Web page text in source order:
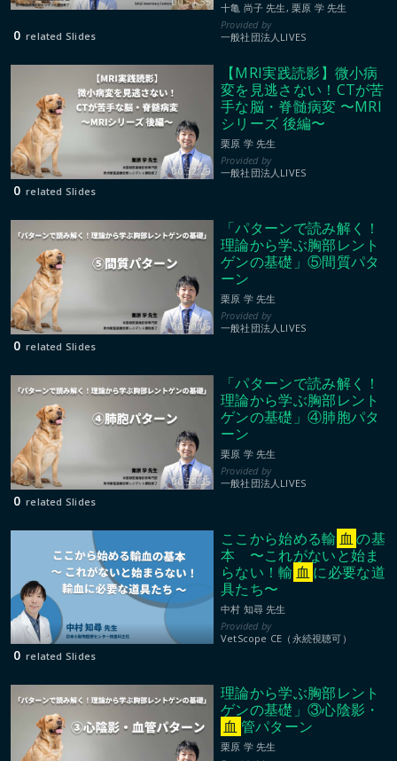
十亀 尚子 先生, 栗原 学 先生
一般社団法人LIVES
0 related Slides
00:32:29
【MRI実践読影】微小病
変を見逃さない！CTが苦
手な脳・脊髄病変 〜MRI
シリーズ 後編〜
栗原 学 先生
一般社団法人LIVES
0 related Slides
00:50:05
「パターンで読み解く！
理論から学ぶ胸部レント
ゲンの基礎」⑤間質パタ
ーン
栗原 学 先生
一般社団法人LIVES
0 related Slides
00:55:35
「パターンで読み解く！
理論から学ぶ胸部レント
ゲンの基礎」④肺胞パタ
ーン
栗原 学 先生
一般社団法人LIVES
0 related Slides
ここから始める輸 血 の基
本 〜これがないと始ま
らない！輸 血 に必要な道
具たち〜
中村 知尋 先生
VetScope CE（永続視聴可）
0 related Slides
理論から学ぶ胸部レント
ゲンの基礎」③心陰影・
血 管パターン
栗原 学 先生